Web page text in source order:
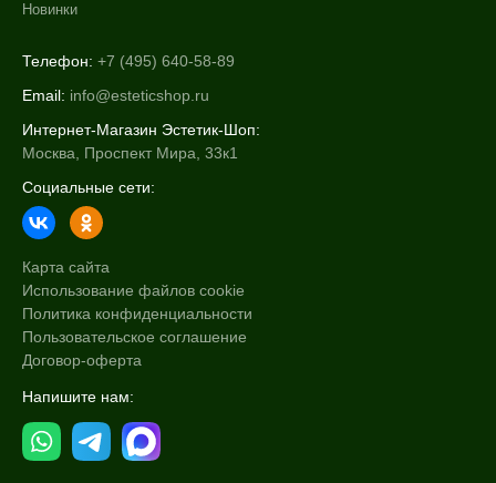
Новинки
Телефон: +7 (495) 640-58-89
Email: info@esteticshop.ru
Интернет-Магазин Эстетик-Шоп:
Москва, Проспект Мира, 33к1
Социальные сети:
Карта сайта
Использование файлов cookie
Политика конфиденциальности
Пользовательское соглашение
Договор-оферта
Напишите нам: